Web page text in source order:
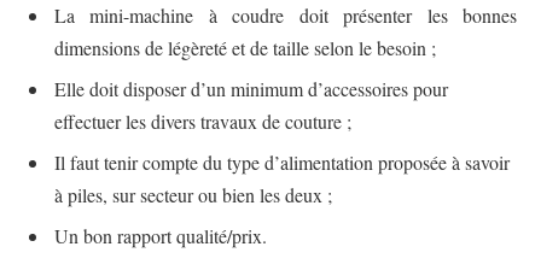
La mini-machine à coudre doit présenter les bonnes
dimensions de légèreté et de taille selon le besoin ;
Elle doit disposer d’un minimum d’accessoires pour
effectuer les divers travaux de couture ;
Il faut tenir compte du type d’alimentation proposée à savoir
à piles, sur secteur ou bien les deux ;
Un bon rapport qualité/prix.